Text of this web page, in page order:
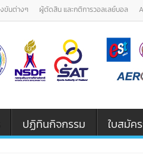
ขันต่างๆ ผู้ตัดสิน และกติการวอลเลย์บอล
ปฏิทินกิจกรรม ใบสมัค